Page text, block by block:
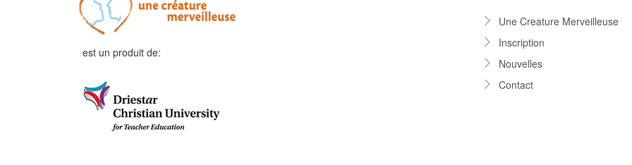
est un produit de:
Une Creature Merveilleuse
Inscription
Nouvelles
Contact